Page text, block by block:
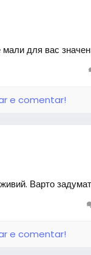
для вас
e comentar!
Варто
e comentar!